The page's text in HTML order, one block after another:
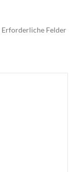
Erforderliche Felder